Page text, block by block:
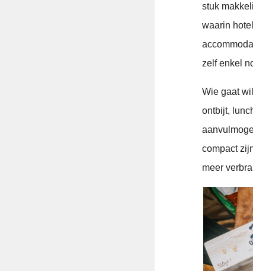
stuk
waarin
zelf enkel
Wie gaat
ontbijt,
compact
meer